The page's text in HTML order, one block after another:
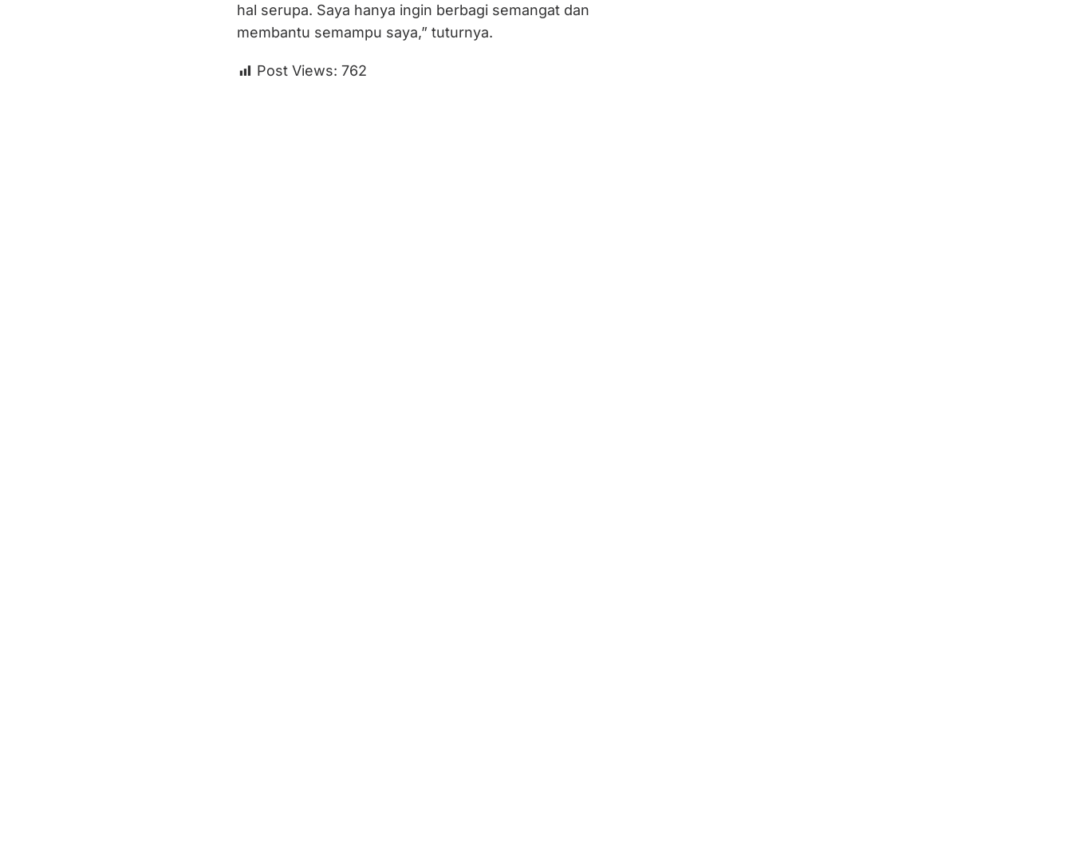
hal serupa. Saya hanya ingin berbagi semangat dan
membantu semampu saya,” tuturnya.
Post Views: 762